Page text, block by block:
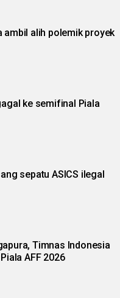
ambil alih polemik proyek
ke semifinal Piala
sepatu ASICS ilegal
Timnas Indonesia
AFF 2026